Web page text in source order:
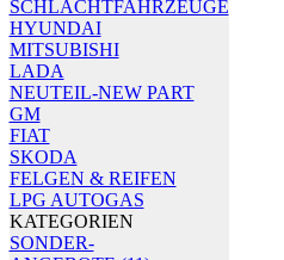
SCHLACHTFAHRZEUGE
HYUNDAI
MITSUBISHI
LADA
NEUTEIL-NEW PART
GM
FIAT
SKODA
FELGEN & REIFEN
LPG AUTOGAS
KATEGORIEN
SONDER-